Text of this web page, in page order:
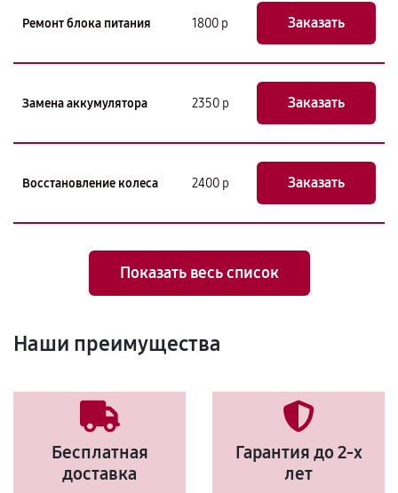
Ремонт блока питания 1800 р Заказать
Замена аккумулятора 2350 р Заказать
Восстановление колеса 2400 р Заказать
Показать весь список
Наши преимущества
Бесплатная
доставка
Гарантия до 2-х
лет